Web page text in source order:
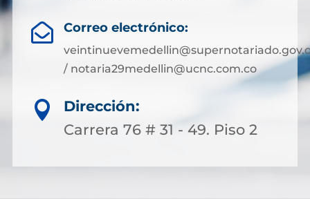
 Correo electrónico:
/ notaria29medellin@ucnc.com.co

Dirección:
Carrera 76 # 31 - 49. Piso 2